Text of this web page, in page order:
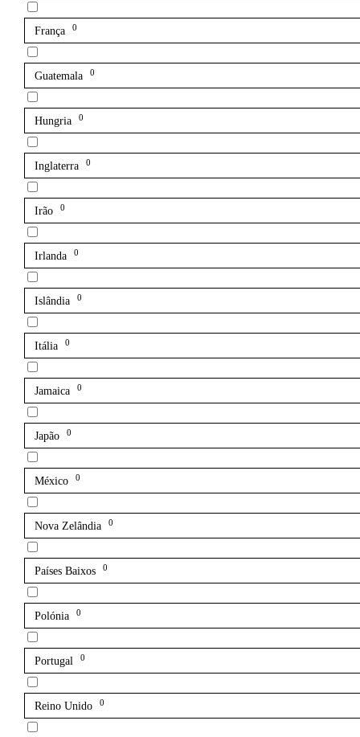
França 0
Guatemala 0
Hungria 0
Inglaterra 0
Irão 0
Irlanda 0
Islândia 0
Itália 0
Jamaica 0
Japão 0
México 0
Nova Zelândia 0
Países Baixos 0
Polónia 0
Portugal 0
Reino Unido 0